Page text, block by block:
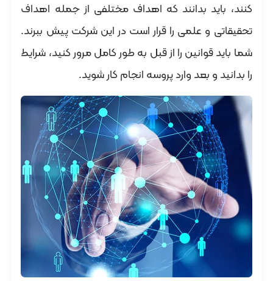
کنند، باید بدانند که اهداف مختلفی از جمله اهداف
تحقیقاتی و علمی را قرار است در این شرکت پیش ببرند.
شما باید قوانین را از قبل به طور کامل مرور کنید، شرایط
را بدانید و بعد وارد پروسه انجام کار شوید.